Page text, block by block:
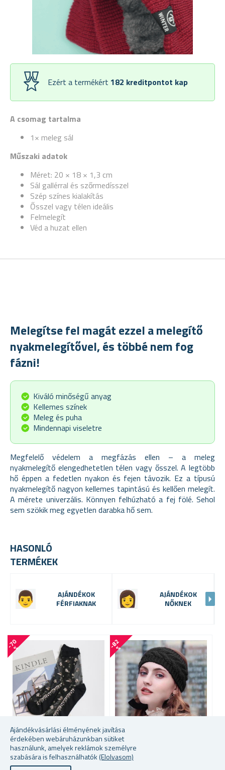
Ajándékvásárlási élményének javítása
érdekében webáruházunkban sütiket
használunk, amelyek reklámok személyre
szabására is felhasználhatók (Elolvasom)
A csomag tartalma
1× meleg sál
Műszaki adatok
Méret: 20 × 18 × 1,3 cm
Sál gallérral és szőrmedísszel
Szép színes kialakítás
Ősszel vagy télen ideális
Felmelegít
Véd a huzat ellen
Ezért a termékért 182 kreditpontot kap
Melegítse fel magát ezzel a melegítő
nyakmelegítővel, és többé nem fog
fázni!
Kiváló minőségű anyag
Kellemes színek
Meleg és puha
Mindennapi viseletre
Megfelelő védelem a megfázás ellen – a meleg
nyakmelegítő elengedhetetlen télen vagy ősszel. A legtöbb
hő éppen a fedetlen nyakon és fejen távozik. Ez a típusú
nyakmelegítő nagyon kellemes tapintású és kellően melegít.
A mérete univerzális. Könnyen felhúzható a fej fölé. Sehol
sem szökik meg egyetlen darabka hő sem.
HASONLÓ
TERMÉKEK
AJÁNDÉKOK
FÉRFIAKNAK
AJÁNDÉKOK
NŐKNEK
-
7
0
%
További szín közül lehet
választani
-
8
2
%
További szín közül lehet